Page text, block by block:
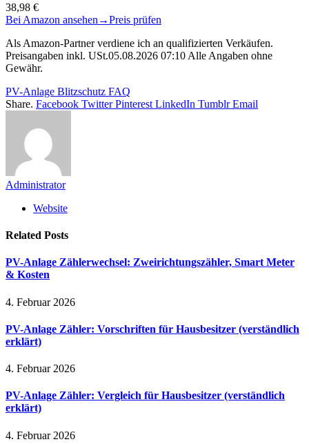
38,98 €
Bei Amazon ansehen →Preis prüfen
Als Amazon-Partner verdiene ich an qualifizierten Verkäufen.
Preisangaben inkl. USt.05.08.2026 07:10 Alle Angaben ohne
Gewähr.
PV-Anlage Blitzschutz FAQ
Share. Facebook Twitter Pinterest LinkedIn Tumblr Email
Administrator
Website
Related Posts
PV-Anlage Zählerwechsel: Zweirichtungszähler, Smart Meter
& Kosten
4. Februar 2026
PV-Anlage Zähler: Vorschriften für Hausbesitzer (verständlich
erklärt)
4. Februar 2026
PV-Anlage Zähler: Vergleich für Hausbesitzer (verständlich
erklärt)
4. Februar 2026